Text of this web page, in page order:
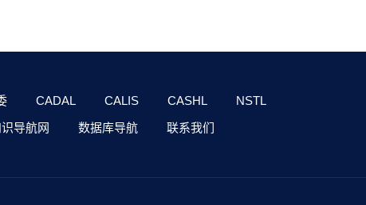
CADAL CALIS CASHL
NSTL
导航网 数据库导航 联系我们